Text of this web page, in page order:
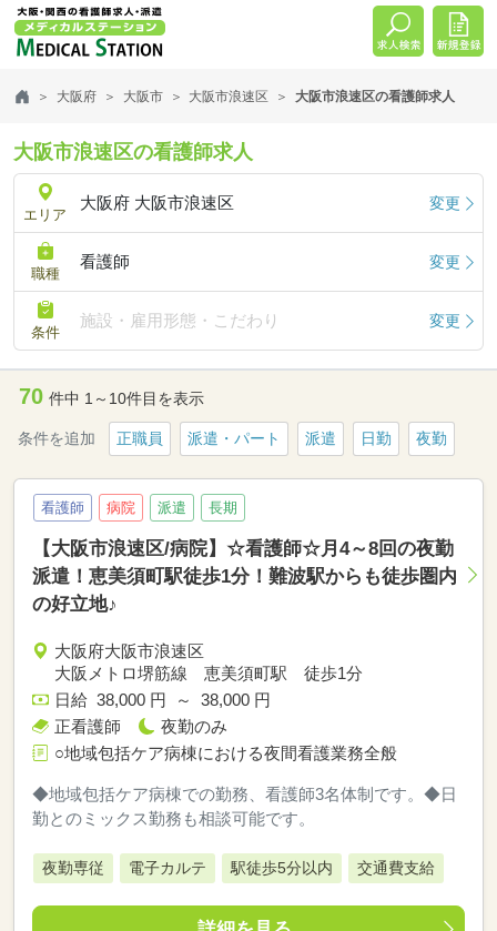
大阪府 大阪市 大阪市浪速区 大阪市浪速区の看護師求人
大阪市浪速区の看護師求人
エリア
大阪府 大阪市浪速区 変更
職種
看護師 変更
条件
施設・雇用形態・こだわり 変更
70 件中 1～10件目を表示
条件を追加 正職員 派遣・パート 派遣 日勤 夜勤
看護師 病院 派遣 長期
【大阪市浪速区/病院】☆看護師☆月4～8回の夜勤
派遣！恵美須町駅徒歩1分！難波駅からも徒歩圏内
の好立地♪
大阪府大阪市浪速区
大阪メトロ堺筋線 恵美須町駅 徒歩1分
日給 38,000 円 ～ 38,000 円
正看護師
夜勤のみ
○地域包括ケア病棟における夜間看護業務全般
◆地域包括ケア病棟での勤務、看護師3名体制です。◆日
勤とのミックス勤務も相談可能です。
夜勤専従 電子カルテ 駅徒歩5分以内 交通費支給